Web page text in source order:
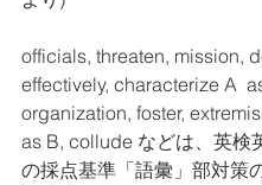
officials, threaten, mission,
effectively, characterize A
organization, foster,
as B, collude などは、英検
の採点基準「語彙」部対策